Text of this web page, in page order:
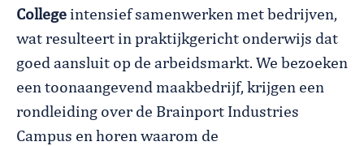
College intensief samenwerken met bedrijven,
wat resulteert in praktijkgericht onderwijs dat
goed aansluit op de arbeidsmarkt. We bezoeken
een toonaangevend maakbedrijf, krijgen een
rondleiding over de Brainport Industries
Campus en horen waarom de